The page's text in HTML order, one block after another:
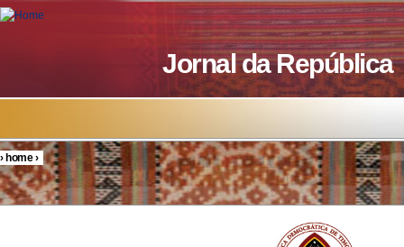
Skip to main content
Jornal da República
You are here
›home›